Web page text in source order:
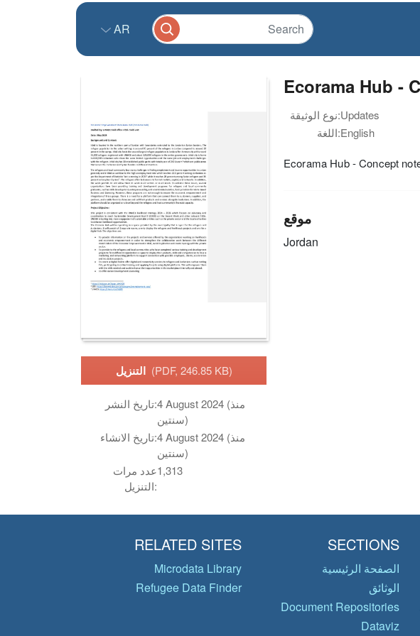
AR
التنزيل (PDF, 246.85 KB)
تاريخ النشر:4 August 2024 (منذ
سنتين)
تاريخ الانشاء:4 August 2024 (منذ
سنتين)
عدد مرات
التنزيل:
1,313
Ecorama Hub -
نوع الوثيقة:Updates
اللغة:English
Ecorama Hub - Concept
موقع
Jordan
SECTIONS
الصفحة الرئيسية
الوثائق
Document Repositories
Dataviz
RELATED SITES
Microdata Library
Refugee Data Finder